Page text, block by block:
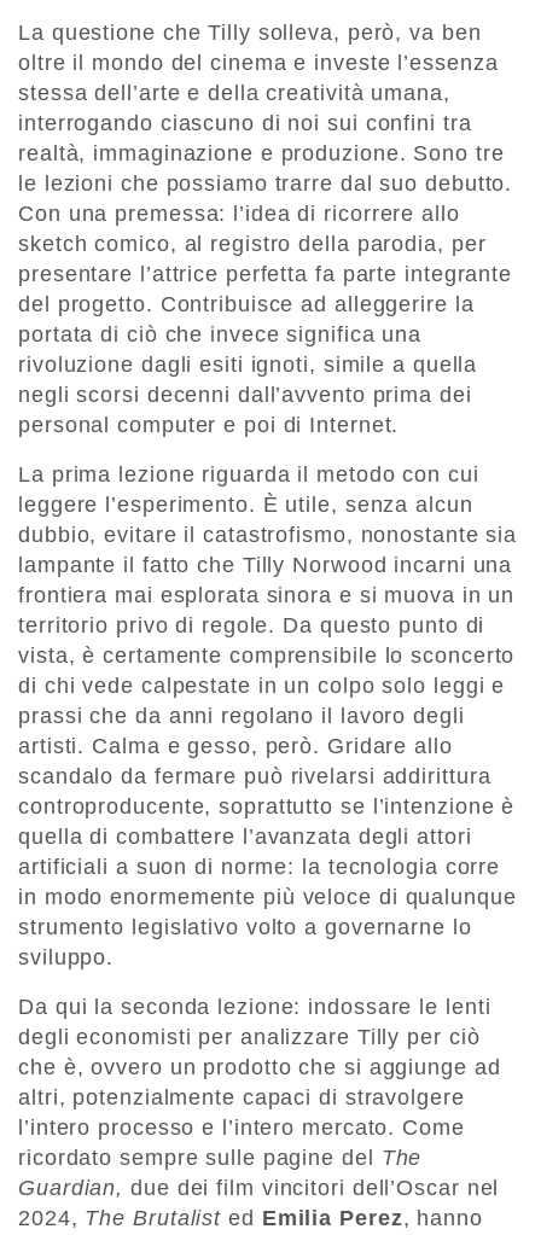
La questione che Tilly solleva, però, va ben
oltre il mondo del cinema e investe l’essenza
stessa dell’arte e della creatività umana,
interrogando ciascuno di noi sui confini tra
realtà, immaginazione e produzione. Sono tre
le lezioni che possiamo trarre dal suo debutto.
Con una premessa: l’idea di ricorrere allo
sketch comico, al registro della parodia, per
presentare l’attrice perfetta fa parte integrante
del progetto. Contribuisce ad alleggerire la
portata di ciò che invece significa una
rivoluzione dagli esiti ignoti, simile a quella
negli scorsi decenni dall’avvento prima dei
personal computer e poi di Internet.
La prima lezione riguarda il metodo con cui
leggere l’esperimento. È utile, senza alcun
dubbio, evitare il catastrofismo, nonostante sia
lampante il fatto che Tilly Norwood incarni una
frontiera mai esplorata sinora e si muova in un
territorio privo di regole. Da questo punto di
vista, è certamente comprensibile lo sconcerto
di chi vede calpestate in un colpo solo leggi e
prassi che da anni regolano il lavoro degli
artisti. Calma e gesso, però. Gridare allo
scandalo da fermare può rivelarsi addirittura
controproducente, soprattutto se l’intenzione è
quella di combattere l’avanzata degli attori
artificiali a suon di norme: la tecnologia corre
in modo enormemente più veloce di qualunque
strumento legislativo volto a governarne lo
sviluppo.
Da qui la seconda lezione: indossare le lenti
degli economisti per analizzare Tilly per ciò
che è, ovvero un prodotto che si aggiunge ad
altri, potenzialmente capaci di stravolgere
l’intero processo e l’intero mercato. Come
ricordato sempre sulle pagine del The
Guardian, due dei film vincitori dell’Oscar nel
2024, The Brutalist ed Emilia Perez, hanno